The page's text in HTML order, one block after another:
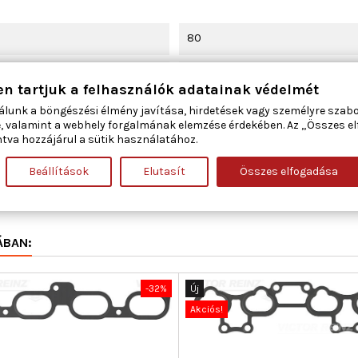
80
430
0,5
-32%
Új
Akciós!
tartjuk a felhasználók adatainak védelmét
a böngészési élmény javítása, hirdetések vagy személyre
a webhely forgalmának elemzése érdekében. Az „Összes
hozzájárul a sütik használatához.
Beállítások Elutasít Összes elfogadása